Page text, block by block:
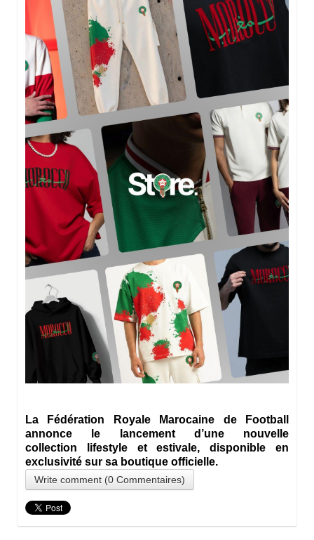
La Fédération Royale Marocaine de Football
annonce le lancement d’une nouvelle
collection
lifestyle et estivale, disponible en
exclusivité sur sa boutique officielle.
Write comment (0 Commentaires)